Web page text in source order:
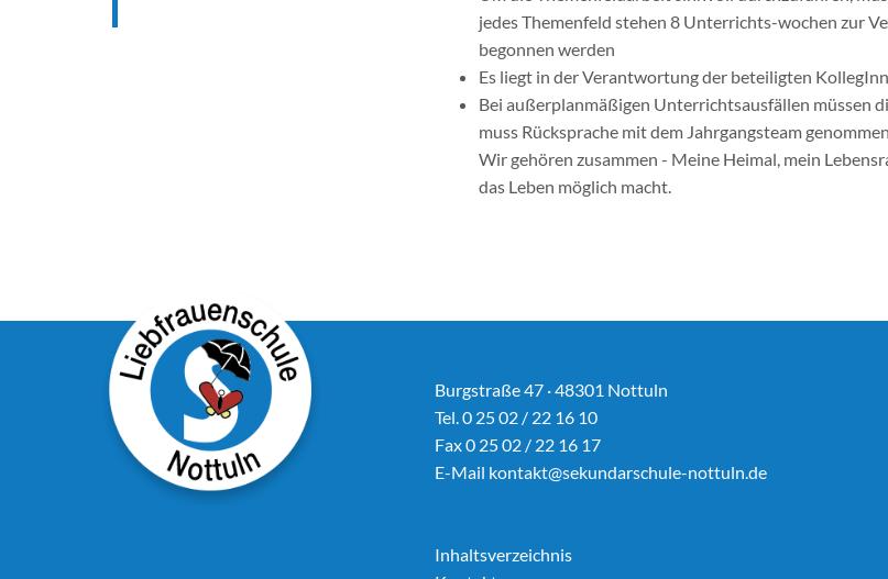
jedes Themenfeld stehen 8 Unterrichts-wochen zur
begonnen werden
Es liegt in der Verantwortung der beteiligten
Bei außerplanmäßigen Unterrichtsausfällen müssen
muss Rücksprache mit dem Jahrgangsteam
Wir gehören zusammen - Meine Heimal, mein
das Leben möglich macht.
Burgstraße 47 · 48301 Nottuln
Tel. 0 25 02 / 22 16 10
Fax 0 25 02 / 22 16 17
E-Mail kontakt@sekundarschule-nottuln.de
Inhaltsverzeichnis